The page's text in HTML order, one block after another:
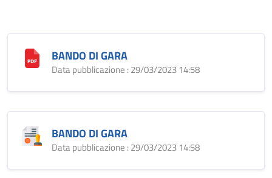
BANDO DI GARA
Data pubblicazione : 29/03/2023 14:58
BANDO DI GARA
Data pubblicazione : 29/03/2023 14:58